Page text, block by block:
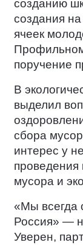
созданию
создания на
ячеек
поручение
В
выделил
сбора
интерес у
проведения
мусора и
«Мы всегда
Россия» —
Уверен,